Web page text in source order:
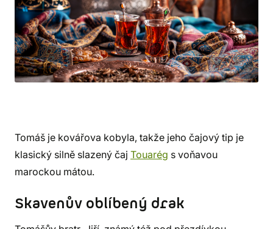
Tomáš je kovářova kobyla, takže jeho čajový tip je
klasický silně slazený čaj Touarég s voňavou
marockou mátou.
Skavenův oblíbený drak